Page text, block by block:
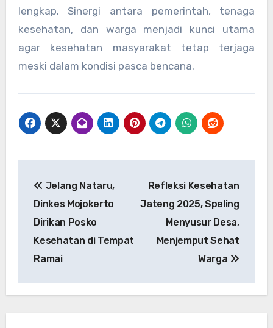
lengkap. Sinergi antara pemerintah, tenaga
kesehatan, dan warga menjadi kunci utama
agar kesehatan masyarakat tetap terjaga
meski dalam kondisi pasca bencana.
pos
Jelang Nataru,
Dinkes Mojokerto
Dirikan Posko
Kesehatan di Tempat
Ramai
Refleksi Kesehatan
Jateng 2025, Speling
Menyusur Desa,
Menjemput Sehat
Warga